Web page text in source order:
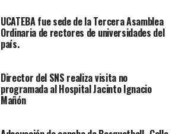
UCATEBA fue sede de la Tercera Asamblea
Ordinaria de rectores de universidades del
país.
Director del SNS realiza visita no
programada al Hospital Jacinto Ignacio
Mañón